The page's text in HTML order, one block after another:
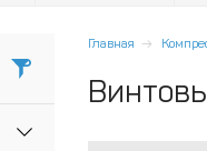
Главная